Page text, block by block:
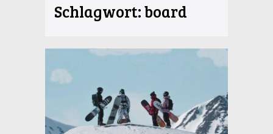
Schlagwort:board